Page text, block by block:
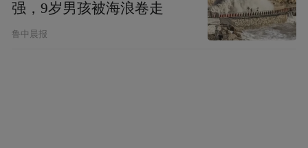
强，9岁男孩被海浪卷走
鲁中晨报